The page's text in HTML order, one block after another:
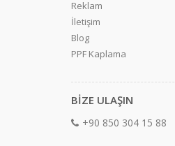
Reklam
İletişim
Blog
PPF Kaplama
BİZE ULAŞIN
+90 850 304 15 88